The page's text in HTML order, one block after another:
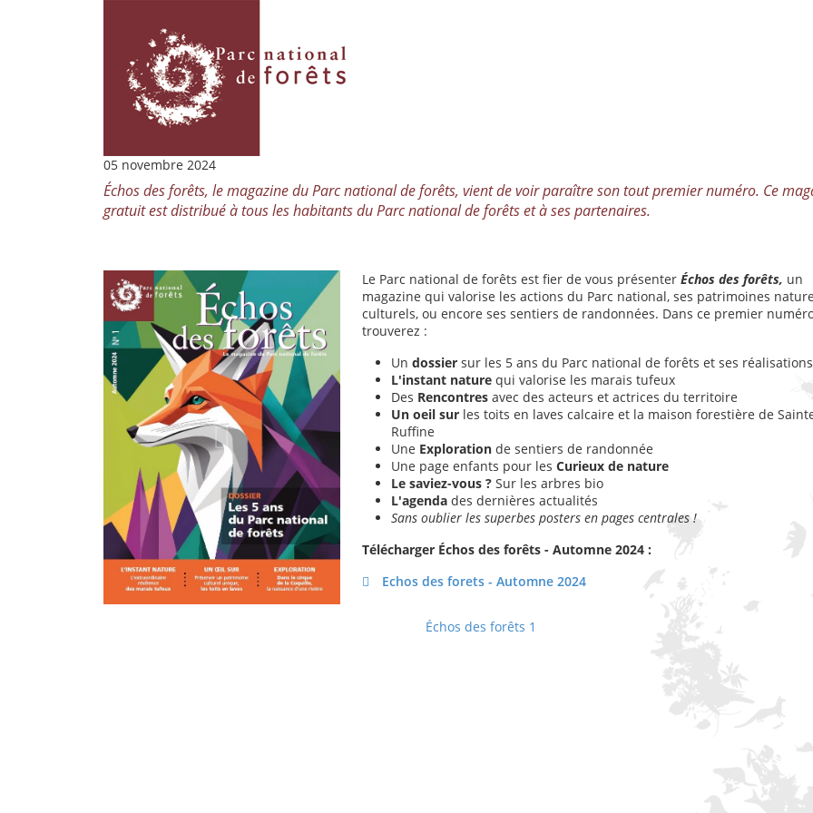
05 novembre 2024
Échos des forêts, le magazine du Parc national de forêts, vient de voir paraître son tout premier numéro. Ce
gratuit est distribué à tous les habitants du Parc national de forêts et à ses partenaires.
Le Parc national de forêts est fier de vous présenter Échos des forêts, un
magazine qui valorise les actions du Parc national, ses patrimoines
culturels, ou encore ses sentiers de randonnées. Dans ce premier
trouverez :
Un dossier sur les 5 ans du Parc national de forêts et ses réalisations
L'instant naturequi valorise les marais tufeux
Des Rencontresavec des acteurs et actrices du territoire
Un oeil surles toits en laves calcaire et la maison forestière de
Ruffine
Une Explorationde sentiers de randonnée
Une page enfants pour les Curieux de nature
Le saviez-vous ?Sur les arbres bio
L'agendades dernières actualités
Sans oublier les superbes posters en pages centrales !
Télécharger Échos des forêts - Automne 2024 :
Echos des forets - Automne 2024
Échos des forêts 1